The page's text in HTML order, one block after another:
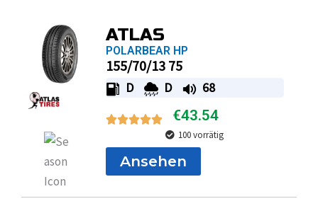
ATLAS
POLARBEAR HP
155/70/13 75
D D 68
€43.54
100 vorrätig
Ansehen